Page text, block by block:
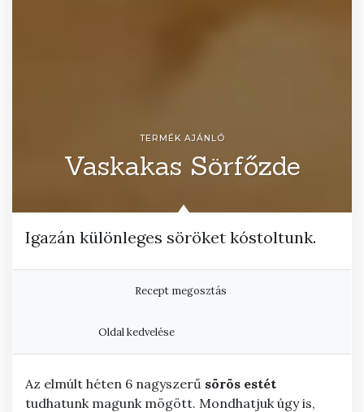
TERMÉK AJÁNLÓ
Vaskakas Sörfőzde
Igazán különleges söröket kóstoltunk.
Recept megosztás
Oldal kedvelése
Az elmúlt héten 6 nagyszerű sörös estét
tudhatunk magunk mögött. Mondhatjuk úgy is,